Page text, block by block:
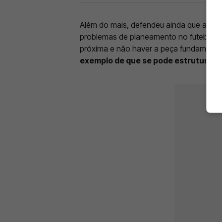
Além do mais, defendeu ainda que a
problemas de planeamento no futebol:
próxima e não haver a peça
exemplo de que se pode estruturar